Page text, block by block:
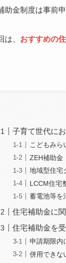
助金制度は事前
は、 おすすめの
子育て世代に
こどもみら
ZEH補助金
地域型住宅
LCCM住宅
蓄電池等を
住宅補助金に
住宅補助金を
申請期限内
併用できな